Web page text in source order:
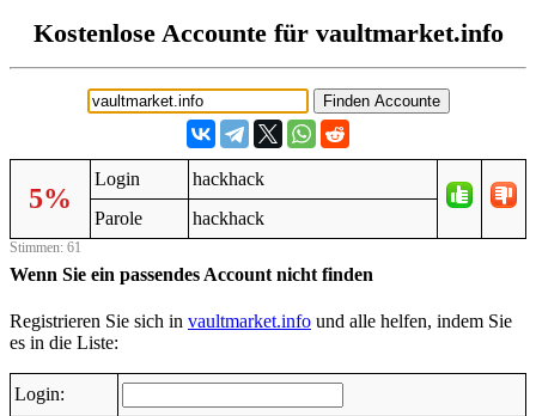
Kostenlose Accounte für vaultmarket.info
5%
Login
hackhack
Parole
hackhack
Stimmen: 61
Wenn Sie ein passendes Account nicht finden
Registrieren Sie sich in vaultmarket.info und alle helfen, indem Sie
es in die Liste:
Login: